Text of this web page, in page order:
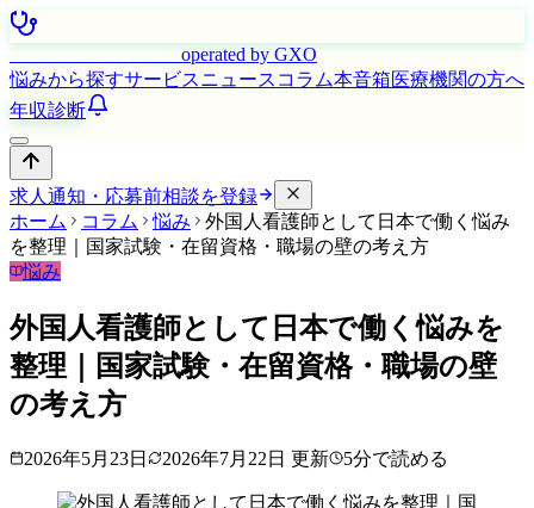
operated by GXO
悩みから探すサービスニュース コラム本音箱医療機関の方へ
年収診断
求人通知・応募前相談を登録
ホーム
コラム 悩み
外国人看護師として日本で働く悩み
を整理｜国家試験・在留資格・職場の壁の考え方
悩み
外国人看護師として日本で働く悩みを
整理｜国家試験・在留資格・職場の壁
の考え方
2026年5月23日 2026年7月22日 更新 5分で読める